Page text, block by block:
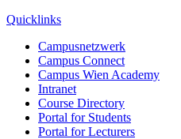
Quicklinks
Campusnetzwerk
Campus Connect
Campus Wien Academy
Intranet
Course Directory
Portal for Students
Portal for Lecturers